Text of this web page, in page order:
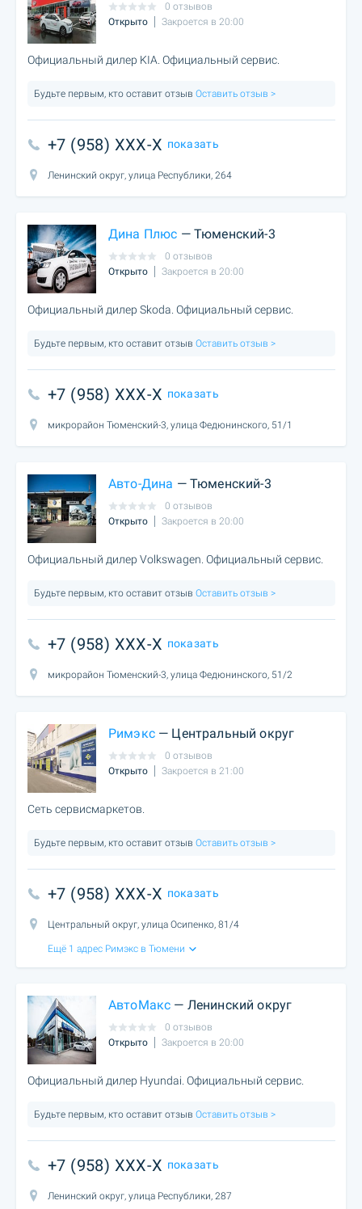
0 отзывов
Открыто
Закроется в 20:00
Официальный дилер KIA. Официальный сервис.
Будьте первым, кто оставит отзыв Оставить отзыв >
+7 (958) XXX-X показать
Ленинский округ, улица Республики, 264
Дина Плюс — Тюменский-3
0 отзывов
Открыто
Закроется в 20:00
Официальный дилер Skoda. Официальный сервис.
Будьте первым, кто оставит отзыв Оставить отзыв >
+7 (958) XXX-X показать
микрорайон Тюменский-3, улица Федюнинского, 51/1
Авто-Дина — Тюменский-3
0 отзывов
Открыто
Закроется в 20:00
Официальный дилер Volkswagen. Официальный сервис.
Будьте первым, кто оставит отзыв Оставить отзыв >
+7 (958) XXX-X показать
микрорайон Тюменский-3, улица Федюнинского, 51/2
Римэкс— Центральный округ
0 отзывов
Открыто
Закроется в 21:00
Сеть сервисмаркетов.
Будьте первым, кто оставит отзыв Оставить отзыв >
+7 (958) XXX-X показать
Центральный округ, улица Осипенко, 81/4
Ещё 1 адрес Римэкс в Тюмени
АвтоМакс — Ленинский округ
0 отзывов
Открыто
Закроется в 20:00
Официальный дилер Hyundai. Официальный сервис.
Будьте первым, кто оставит отзыв Оставить отзыв >
+7 (958) XXX-X показать
Ленинский округ, улица Республики, 287